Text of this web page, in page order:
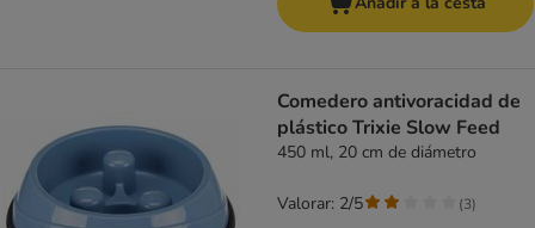
Comedero antivoracidad de
plástico Trixie Slow Feed
450 ml, 20 cm de diámetro
Valorar: 2/5 (3)